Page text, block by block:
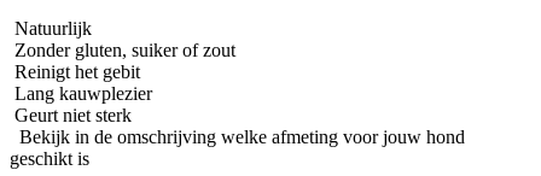
Natuurlijk
Zonder gluten, suiker of zout
Reinigt het gebit
Lang kauwplezier
Geurt niet sterk
Bekijk in de omschrijving welke afmeting voor jouw hond
geschikt is